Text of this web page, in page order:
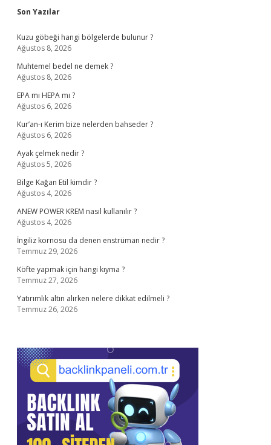
Sidebar
Son Yazılar
Kuzu göbeği hangi bölgelerde bulunur ?
Ağustos 8, 2026
Muhtemel bedel ne demek ?
Ağustos 8, 2026
EPA mı HEPA mı ?
Ağustos 6, 2026
Kur’an-ı Kerim bize nelerden bahseder ?
Ağustos 6, 2026
Ayak çelmek nedir ?
Ağustos 5, 2026
Bilge Kağan Etil kimdir ?
Ağustos 4, 2026
ANEW POWER KREM nasıl kullanılır ?
Ağustos 4, 2026
İngiliz kornosu da denen enstrüman nedir ?
Temmuz 29, 2026
Köfte yapmak için hangi kıyma ?
Temmuz 27, 2026
Yatırımlık altın alırken nelere dikkat edilmeli ?
Temmuz 26, 2026